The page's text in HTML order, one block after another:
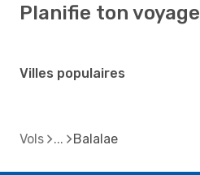
Planifie ton voyage
Villes populaires
Vols Balalae